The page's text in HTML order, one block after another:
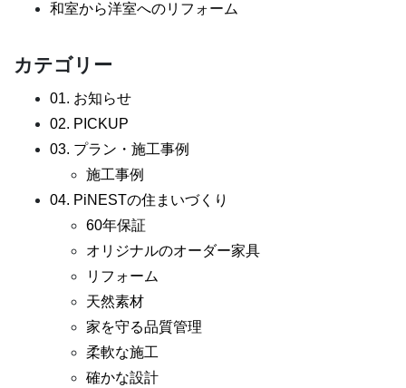
和室から洋室へのリフォーム
カテゴリー
01. お知らせ
02. PICKUP
03. プラン・施工事例
施工事例
04. PiNESTの住まいづくり
60年保証
オリジナルのオーダー家具
リフォーム
天然素材
家を守る品質管理
柔軟な施工
確かな設計